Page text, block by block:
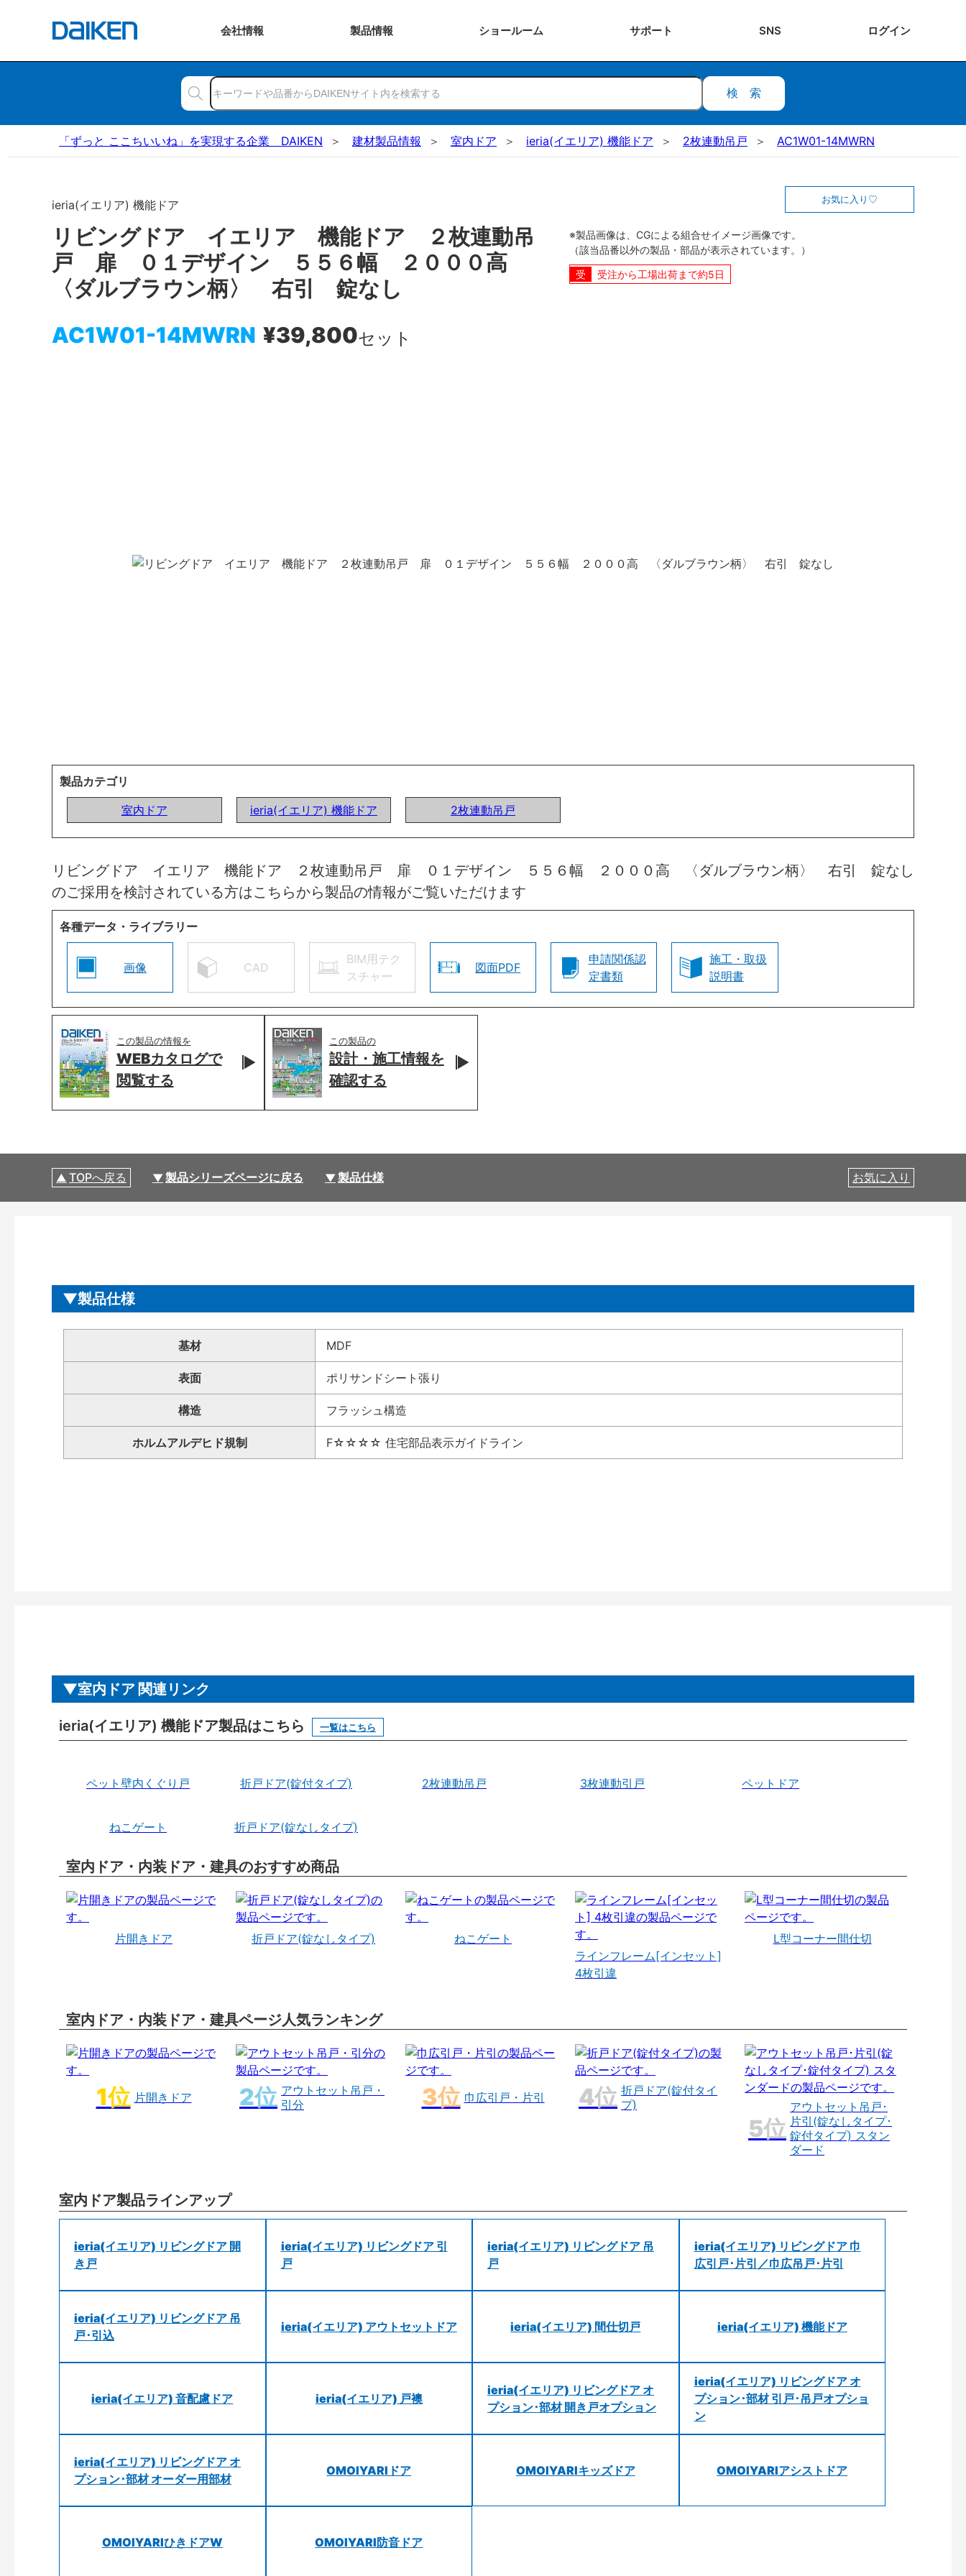
会社情報 製品情報 ショールーム サポート SNS ログイン
検索
「ずっと ここちいいね」を実現する企業 DAIKEN 建材製品情報 室内ドア ieria(イエリア) 機能ドア 2枚連動吊戸 AC1W01-14MWRN
ieria(イエリア) 機能ドア
リビングドア イエリア 機能ドア ２枚連動吊
戸 扉 ０１デザイン ５５６幅 ２０００高
〈ダルブラウン柄〉 右引 錠なし
AC1W01-14MWRN ¥39,800セット
お気に入り
※製品画像は、CGによる組合せイメージ画像です。
（該当品番以外の製品・部品が表示されています。）
受注から工場出荷まで約5日
製品カテゴリ
室内ドア
ieria(イエリア) 機能ドア 2枚連動吊戸
リビングドア イエリア 機能ドア ２枚連動吊戸 扉 ０１デザイン ５５６幅 ２０００高 〈ダルブラウン柄〉 右引 錠なし
のご採用を検討されている方はこちらから製品の情報がご覧いただけます
各種データ・ライブラリー
画像 CAD
BIM用テク
スチャー
図面PDF
申請関係認
定書類
施工・取扱
説明書
この製品の情報を
WEBカタログで
閲覧する
この製品の
設計・施工情報を
確認する
TOPへ戻る 製品シリーズページに戻る 製品仕様 お気に入り
製品仕様
基材 MDF
表面 ポリサンドシート張り
構造 フラッシュ構造
ホルムアルデヒド規制 F☆☆☆☆ 住宅部品表示ガイドライン
室内ドア 関連リンク
ieria(イエリア) 機能ドア製品はこちら 一覧はこちら
ペット壁内くぐり戸 折戸ドア(錠付タイプ) 2枚連動吊戸 3枚連動引戸 ペットドア
ねこゲート 折戸ドア(錠なしタイプ)
室内ドア・内装ドア・建具のおすすめ商品
片開きドア 折戸ドア(錠なしタイプ)
ねこゲート
ラインフレーム[インセット]
4枚引違
L型コーナー間仕切
室内ドア・内装ドア・建具ページ人気ランキング
片開きドア
アウトセット吊戸・
引分
巾広引戸・片引
折戸ドア(錠付タイ
プ)
アウトセット吊戸･
片引(錠なしタイプ･
錠付タイプ) スタン
ダード
室内ドア製品ラインアップ
ieria(イエリア) リビングドア 開
き戸
ieria(イエリア) リビングドア 引
戸
ieria(イエリア) リビングドア 吊
戸
ieria(イエリア) リビングドア 巾
広引戸･片引／巾広吊戸･片引
ieria(イエリア) リビングドア 吊
戸･引込
ieria(イエリア) アウトセットドア ieria(イエリア) 間仕切戸 ieria(イエリア) 機能ドア
ieria(イエリア) 音配慮ドア ieria(イエリア) 戸襖
ieria(イエリア) リビングドア オ
プション･部材 開き戸オプション
ieria(イエリア) リビングドア オ
プション･部材 引戸･吊戸オプショ
ン
ieria(イエリア) リビングドア オ
プション･部材 オーダー用部材
OMOIYARIドア OMOIYARIキッズドア OMOIYARIアシストドア
OMOIYARIひきドアW OMOIYARI防音ドア